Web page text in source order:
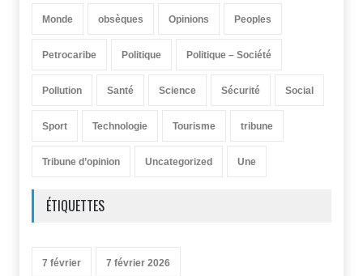
Monde obsèques Opinions Peoples
Petrocaribe Politique Politique – Société
Pollution Santé Science Sécurité Social
Sport Technologie Tourisme tribune
Tribune d’opinion Uncategorized Une
ÉTIQUETTES
7 février 7 février 2026